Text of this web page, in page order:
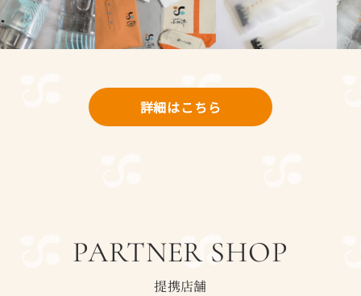
詳細はこちら
PARTNER SHOP
提携店舗